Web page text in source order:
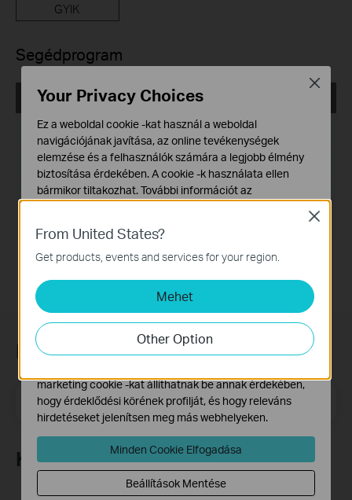
GYIK
Segédprogram
TL-WN823N(EU)_V2_Utility_Windows
Kiadás dátuma:2017-03-09
Nyelv:Angol
Fájlméret:37.27 MB
Feliratkozás a hírlevélre
Email Address Feliratkozás
Követés
From United States?
Get products, events and services for your region.
Mehet
Other Option
Close
Your Privacy Choices
Ez a weboldal cookie -kat használ a weboldal
navigációjának javítása, az online tevékenységek
elemzése és a felhasználók számára a legjobb élmény
biztosítása érdekében. A cookie -k használata ellen
bármikor tiltakozhat. További információt az
Alap Cookie-k
Ezek a cookie -k a webhely működéséhez szükségesek,
és nem tilthatók le a rendszereiben.
Marketing és Elemző Cookie-k
Az elemző cookie -k lehetővé teszik számunkra, hogy
elemezzük weboldalunkon végzett tevékenységeit, hogy
javítsuk és módosítsuk webhelyünk működését.
marketing cookie -kat állíthatnak be annak érdekében,
hogy érdeklődési körének profilját, és hogy releváns
hirdetéseket jelenítsen meg más webhelyeken.
Minden Cookie Elfogadása
Beállítások Mentése
Close